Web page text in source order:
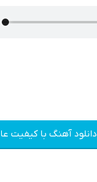
دانلود آهنگ با کیفیت